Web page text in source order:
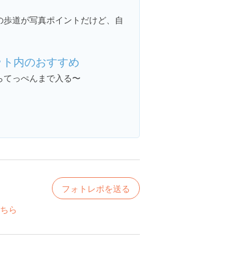
道が写真ポイントだけど、自
ト内のおすすめ
てっぺんまで入る〜
フォトレポを送る
ら